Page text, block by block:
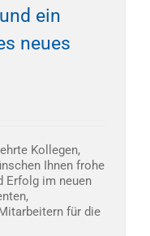
ein
neues
Kollegen,
Ihnen frohe
Erfolg im neuen
für die